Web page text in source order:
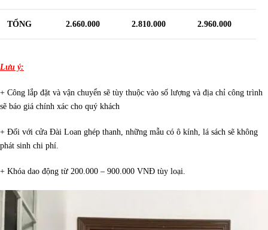
TỔNG 2.660.000 2.810.000 2.960.000
Lưu ý:
+ Công lắp đặt và vận chuyển sẽ tùy thuộc vào số lượng và địa chỉ công trình
sẽ báo giá chính xác cho quý khách
+ Đối với cửa Đài Loan ghép thanh, những mẫu có ô kính, lá sách sẽ không
phát sinh chi phí.
+ Khóa dao động từ 200.000 – 900.000 VNĐ tùy loại.